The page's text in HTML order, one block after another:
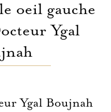
oeil gauche
Ygal
Ygal Boujnah